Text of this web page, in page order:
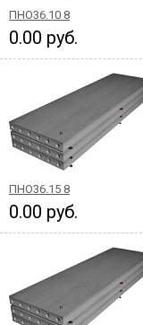
ПНО36.10 8
0.00 руб.
ПНО36.15 8
0.00 руб.